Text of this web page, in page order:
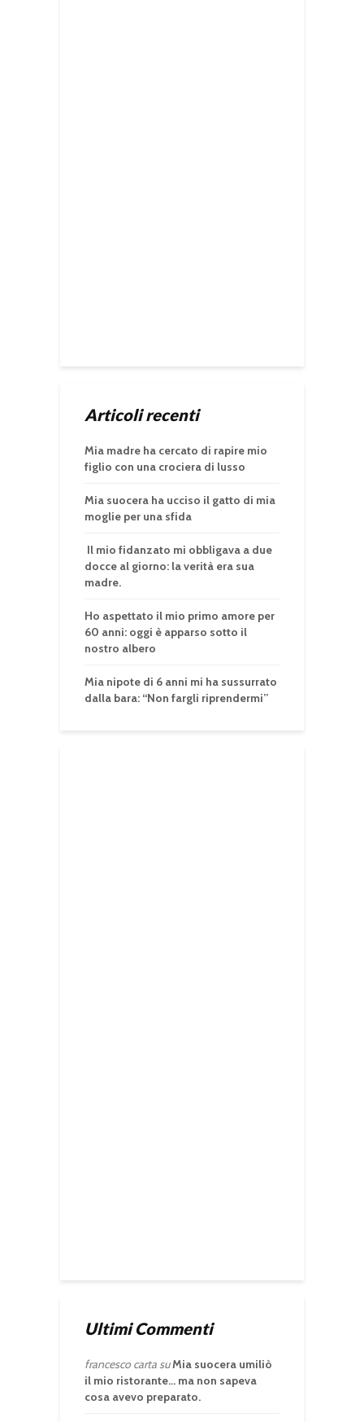
Articoli recenti
Mia madre ha cercato di rapire mio
figlio con una crociera di lusso
Mia suocera ha ucciso il gatto di mia
moglie per una sfida
Il mio fidanzato mi obbligava a due
docce al giorno: la verità era sua
madre.
Ho aspettato il mio primo amore per
60 anni: oggi è apparso sotto il
nostro albero
Mia nipote di 6 anni mi ha sussurrato
dalla bara: “Non fargli riprendermi”
Ultimi Commenti
francesco cartasuMia suocera umiliò
il mio ristorante… ma non sapeva
cosa avevo preparato.